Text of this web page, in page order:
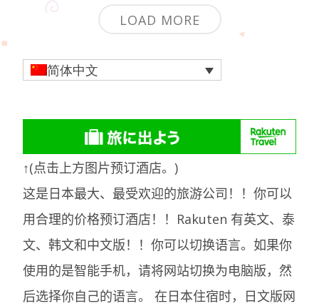
LOAD MORE
简体中文
↑(点击上方图片预订酒店。)
这是日本最大、最受欢迎的旅游公司！！你可以
用合理的价格预订酒店！！Rakuten 有英文、泰
文、韩文和中文版！！你可以切换语言。如果你
使用的是智能手机，请将网站切换为电脑版，然
后选择你自己的语言。在日本住宿时，日文版网